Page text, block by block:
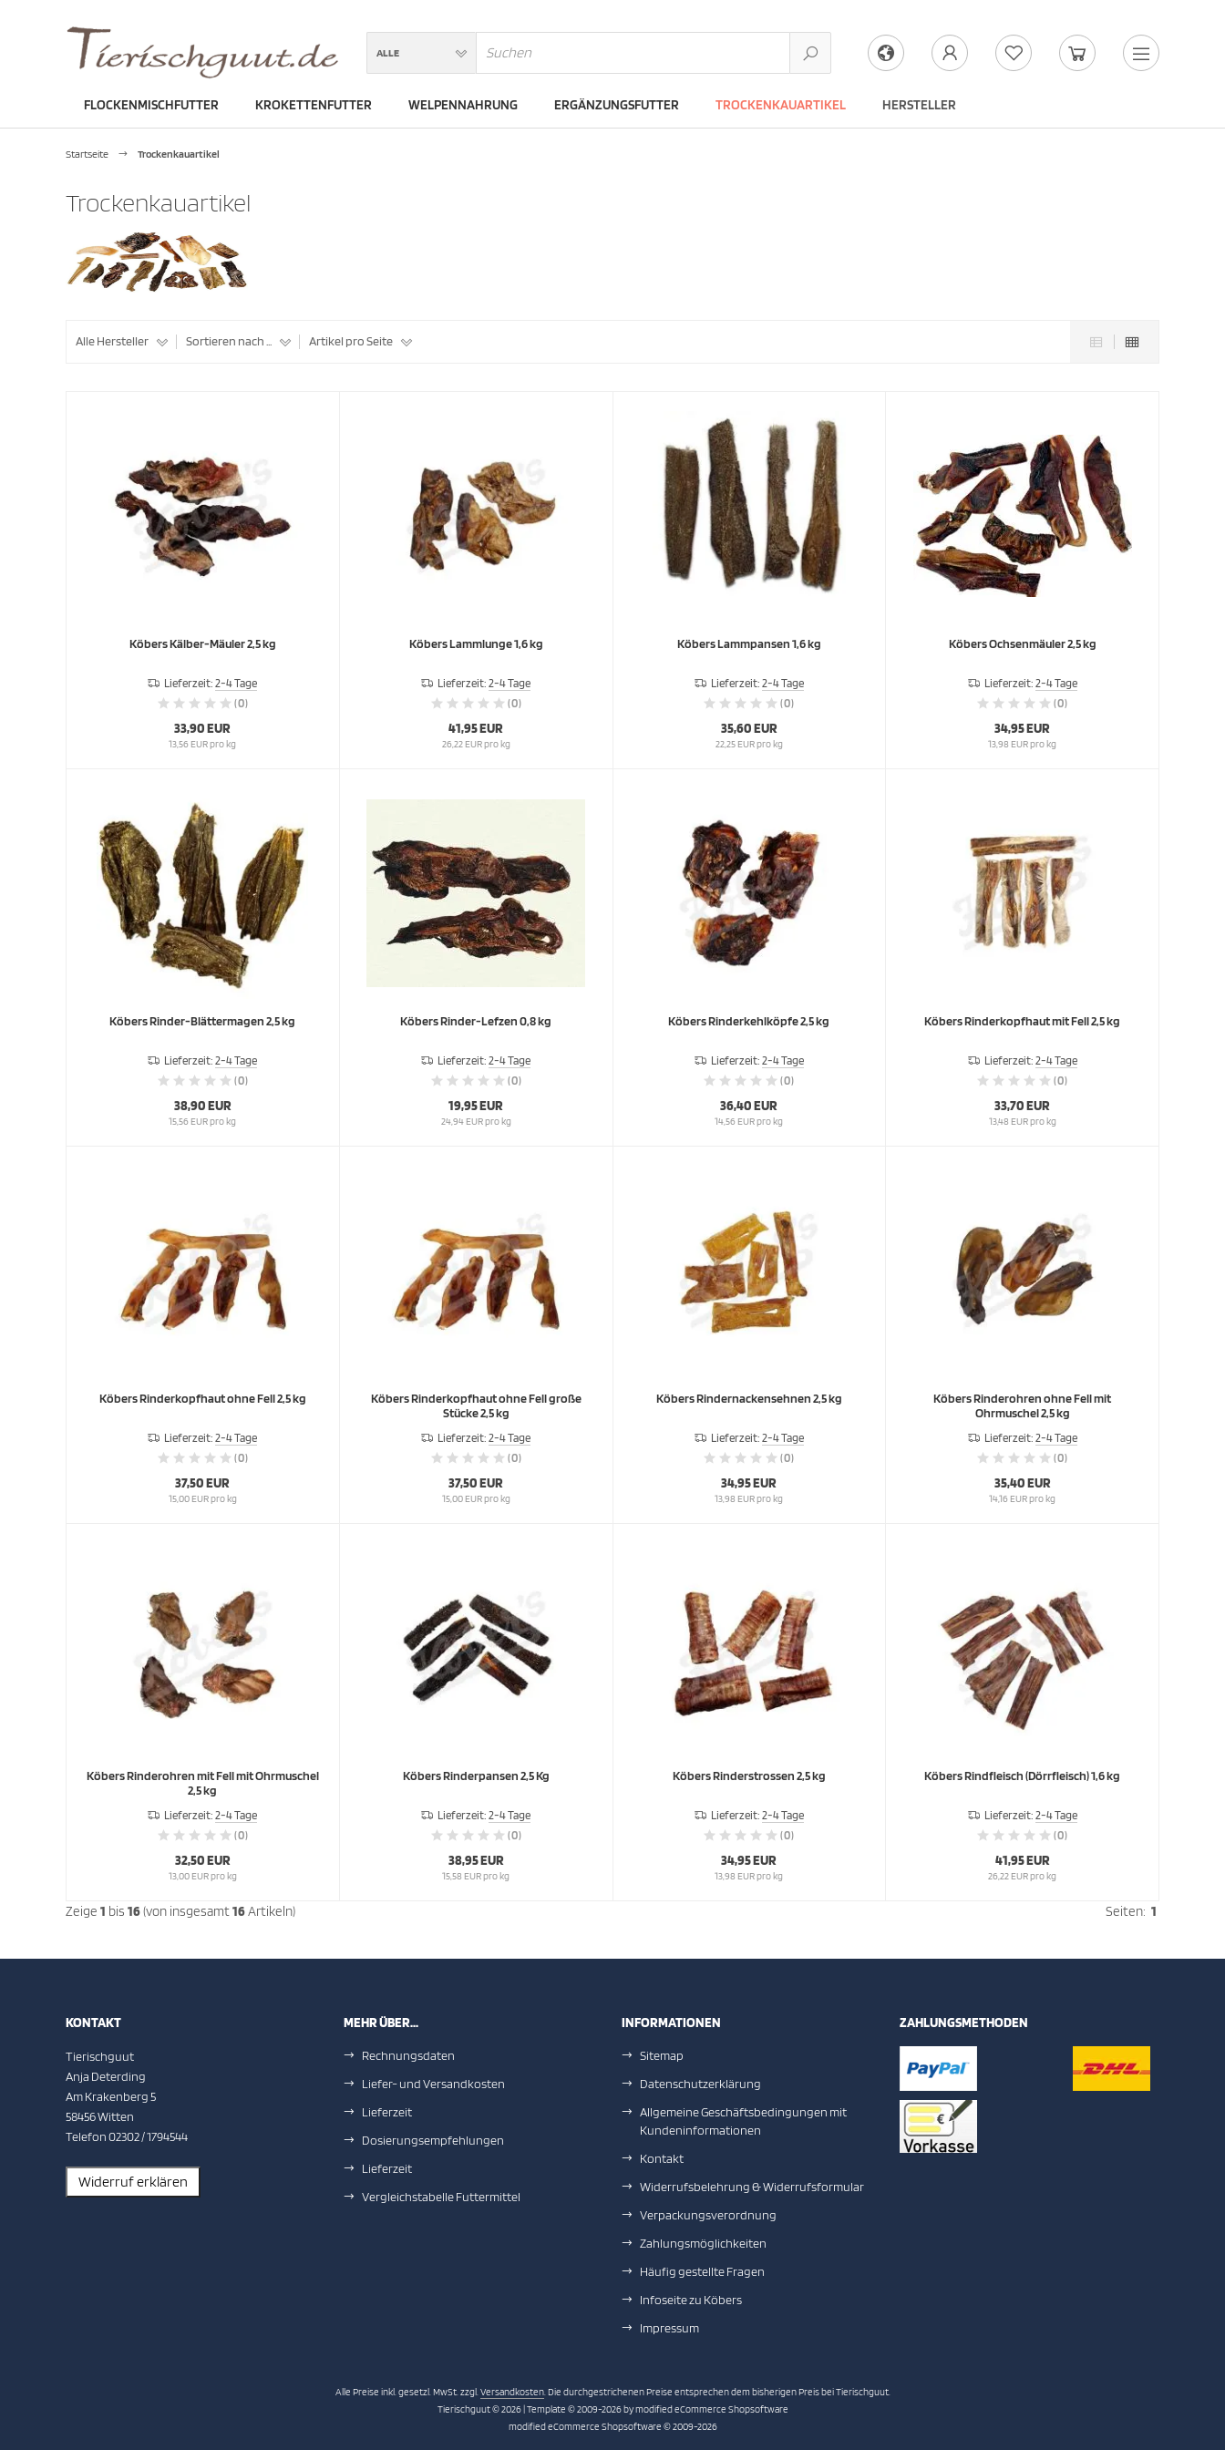
ALLE
FLOCKENMISCHFUTTER KROKETTENFUTTER WELPENNAHRUNG ERGÄNZUNGSFUTTER TROCKENKAUARTIKEL HERSTELLER
Startseite Trockenkauartikel
Trockenkauartikel
Alle Hersteller Sortieren nach ... Artikel pro Seite
Köbers Kälber-Mäuler 2,5 kg
Lieferzeit:2-4 Tage
(0)
33,90 EUR
13,56 EUR pro kg
Köbers Lammlunge 1,6 kg
Lieferzeit:2-4 Tage
(0)
41,95 EUR
26,22 EUR pro kg
Köbers Lammpansen 1,6 kg
Lieferzeit: 2-4 Tage
(0)
35,60 EUR
22,25 EUR pro kg
Köbers Ochsenmäuler 2,5 kg
Lieferzeit: 2-4 Tage
(0)
34,95 EUR
13,98 EUR pro kg
Köbers Rinder-Blättermagen 2,5 kg
Lieferzeit:2-4 Tage
(0)
38,90 EUR
15,56 EUR pro kg
Köbers Rinder-Lefzen 0,8 kg
Lieferzeit:2-4 Tage
(0)
19,95 EUR
24,94 EUR pro kg
Köbers Rinderkehlköpfe 2,5 kg
Lieferzeit: 2-4 Tage
(0)
36,40 EUR
14,56 EUR pro kg
Köbers Rinderkopfhaut mit Fell 2,5 kg
Lieferzeit: 2-4 Tage
(0)
33,70 EUR
13,48 EUR pro kg
Köbers Rinderkopfhaut ohne Fell 2,5 kg
Lieferzeit:2-4 Tage
(0)
37,50 EUR
15,00 EUR pro kg
Köbers Rinderkopfhaut ohne Fell große
Stücke 2,5 kg
Lieferzeit:2-4 Tage
(0)
37,50 EUR
15,00 EUR pro kg
Köbers Rindernackensehnen 2,5 kg
Lieferzeit: 2-4 Tage
(0)
34,95 EUR
13,98 EUR pro kg
Köbers Rinderohren ohne Fell mit
Ohrmuschel 2,5 kg
Lieferzeit: 2-4 Tage
(0)
35,40 EUR
14,16 EUR pro kg
Köbers Rinderohren mit Fell mit Ohrmuschel
2,5 kg
Lieferzeit:2-4 Tage
(0)
32,50 EUR
13,00 EUR pro kg
Köbers Rinderpansen 2,5 Kg
Lieferzeit:2-4 Tage
(0)
38,95 EUR
15,58 EUR pro kg
Köbers Rinderstrossen 2,5 kg
Lieferzeit: 2-4 Tage
(0)
34,95 EUR
13,98 EUR pro kg
Köbers Rindfleisch (Dörrfleisch) 1,6 kg
Lieferzeit: 2-4 Tage
(0)
41,95 EUR
26,22 EUR pro kg
Zeige 1 bis 16(von insgesamt16Artikeln) Seiten: 1
KONTAKT
Tierischguut
Anja Deterding
Am Krakenberg 5
58456 Witten
Telefon 02302 / 1794544
MEHR ÜBER...
Rechnungsdaten
Liefer- und Versandkosten
Lieferzeit
Dosierungsempfehlungen
Lieferzeit
Vergleichstabelle Futtermittel
INFORMATIONEN
Sitemap
Datenschutzerklärung
Allgemeine Geschäftsbedingungen mit
Kundeninformationen
Kontakt
Widerrufsbelehrung & Widerrufsformular
Verpackungsverordnung
Zahlungsmöglichkeiten
Häufig gestellte Fragen
Infoseite zu Köbers
Impressum
ZAHLUNGSMETHODEN
Alle Preise inkl. gesetzl. MwSt. zzgl.Versandkosten. Die durchgestrichenen Preise entsprechen dem bisherigen Preis bei Tierischguut.
Tierischguut © 2026 | Template © 2009-2026 by modified eCommerce Shopsoftware
modified eCommerce Shopsoftware © 2009-2026